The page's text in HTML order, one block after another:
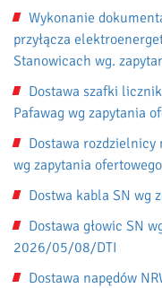
Wykonanie
przyłącza
Stanowicach wg.
Dostawa szafki
Pafawag wg zapytania
Dostawa rozdzielnicy
wg zapytania
Dostwa kabla SN
Dostawa głowic SN
2026/05/08/DTI
Dostawa napędów